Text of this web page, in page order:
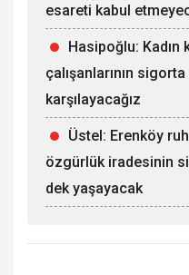
esareti kabul
Hasipoğlu:
çalışanlarının
karşılayacağız
Üstel: Erenköy
özgürlük iradesinin
dek yaşayacak